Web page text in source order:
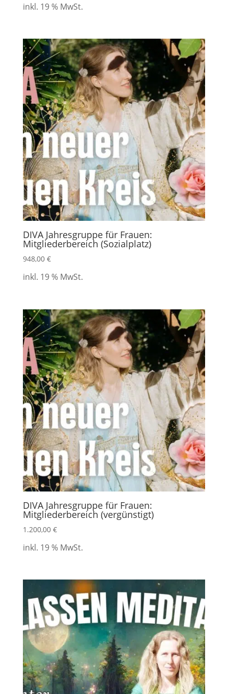
inkl. 19 % MwSt.
DIVA Jahresgruppe für Frauen:
Mitgliederbereich (Sozialplatz)
948,00 €
inkl. 19 % MwSt.
DIVA Jahresgruppe für Frauen:
Mitgliederbereich (vergünstigt)
1.200,00 €
inkl. 19 % MwSt.